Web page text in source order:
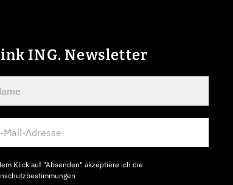
ING. Newsletter
Klick auf "Absenden" akzeptiere ich die